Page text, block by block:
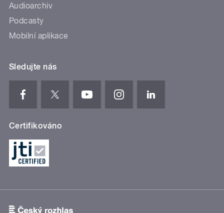
Audioarchiv
Podcasty
Mobilní aplikace
Sledujte nás
Certifikováno